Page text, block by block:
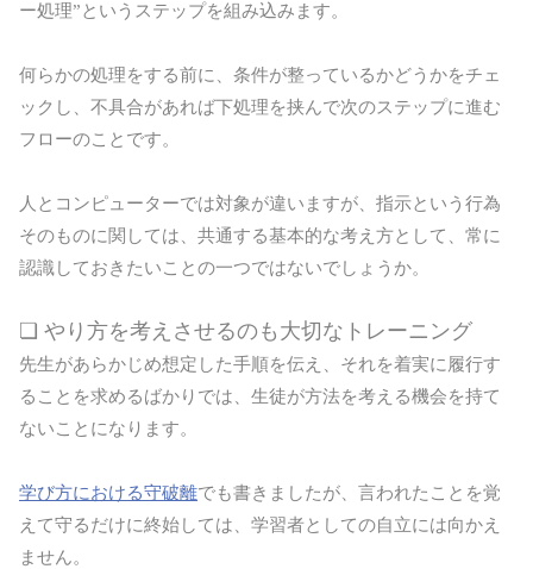
ー処理”というステップを組み込みます。
何らかの処理をする前に、条件が整っているかどうかをチェ
ックし、不具合があれば下処理を挟んで次のステップに進む
フローのことです。
人とコンピューターでは対象が違いますが、指示という行為
そのものに関しては、共通する基本的な考え方として、常に
認識しておきたいことの一つではないでしょうか。
❏ やり方を考えさせるのも大切なトレーニング
先生があらかじめ想定した手順を伝え、それを着実に履行す
ることを求めるばかりでは、生徒が方法を考える機会を持て
ないことになります。
学び方における守破離でも書きましたが、言われたことを覚
えて守るだけに終始しては、学習者としての自立には向かえ
ません。